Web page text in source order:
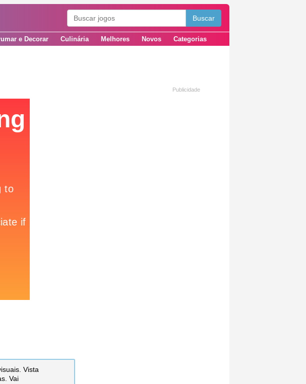
e Decorar Culinária Melhores Novos Categorias
Vista
Vai